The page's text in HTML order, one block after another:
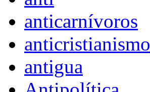
anticarnívoros
anticristianismo
antigua